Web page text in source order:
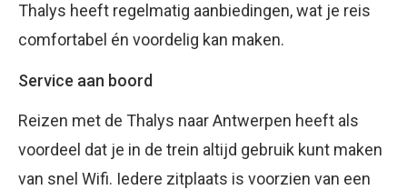
Thalys heeft regelmatig aanbiedingen, wat je reis
comfortabel én voordelig kan maken.
Service aan boord
Reizen met de Thalys naar Antwerpen heeft als
voordeel dat je in de trein altijd gebruik kunt maken
van snel Wifi. Iedere zitplaats is voorzien van een